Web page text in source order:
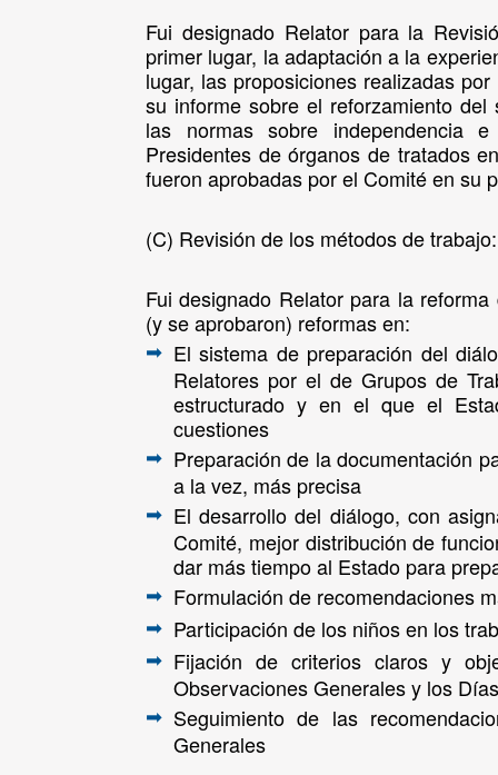
Fui designado Relator para la
primer lugar, la adaptación a la
lugar, las proposiciones realizadas
su informe sobre el reforzamiento
las normas sobre independencia
Presidentes de órganos de tratados
fueron aprobadas por el Comité en su
(C) Revisión de los métodos de trabajo:
Fui designado Relator para la
(y se aprobaron) reformas en:
➡ El sistema de preparación del
Relatores por el de Grupos de
estructurado y en el que el
cuestiones
➡ Preparación de la documentación
a la vez, más precisa
➡ El desarrollo del diálogo, con
Comité, mejor distribución de
dar más tiempo al Estado para
➡ Formulación de recomendaciones
➡ Participación de los niños en los
➡ Fijación de criterios claros y
Observaciones Generales y los
➡ Seguimiento de las
Generales